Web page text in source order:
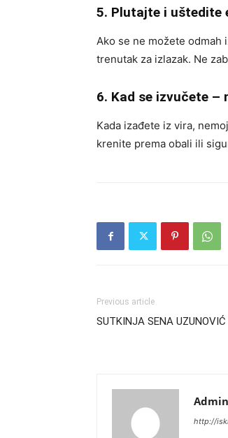
5. Plutajte i uštedite
Ako se ne možete odmah
trenutak za izlazak. Ne
6. Kad se izvučete –
Kada izađete iz vira,
krenite prema obali ili
Previous article
SUTKINJA SENA
Admin
http://